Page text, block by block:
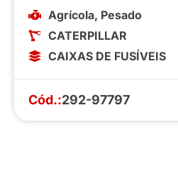
Agrícola, Pesado
CATERPILLAR
CAIXAS DE FUSÍVEIS
Cód.:292-97797